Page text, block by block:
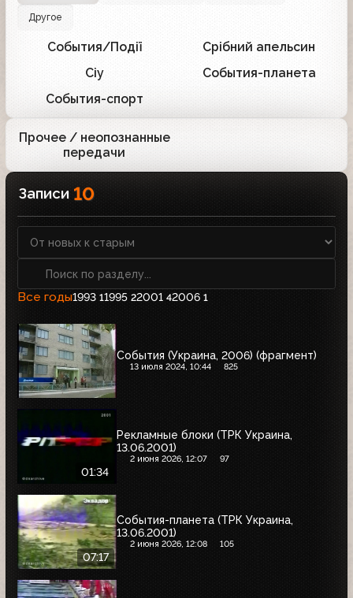
Другое
События/Події Срібний апельсин
Сіу События-планета
События-спорт
1
Прочее / неопознанные
передачи
Записи 10
Все годы1993 11995 22001 42006 1
События (Украина, 2006) (фрагмент)
13 июля 2024, 10:44 825
01:34
Рекламные блоки (ТРК Украина,
13.06.2001)
2 июня 2026, 12:07 97
07:17
События-планета (ТРК Украина,
13.06.2001)
2 июня 2026, 12:08 105